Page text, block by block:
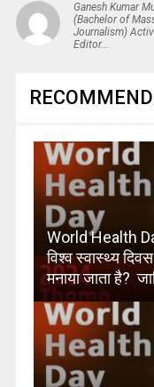
Ganesh Kumar
(Bachelor of
Journalism)
Editor...
World Health
विश्व स्वास्थ्य
मनाया जाता है?